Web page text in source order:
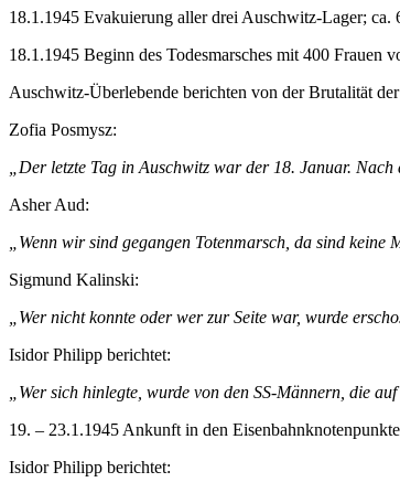
18.1.1945 Evakuierung aller drei Auschwitz-Lager;
18.1.1945 Beginn des Todesmarsches mit 400 Frauen
Auschwitz-Überlebende berichten von der Brutalität
Zofia Posmysz:
„Der letzte Tag in Auschwitz war der 18. Januar.
Asher Aud:
„Wenn wir sind gegangen Totenmarsch, da sind keine
Sigmund Kalinski:
„Wer nicht konnte oder wer zur Seite war, wurde
Isidor Philipp berichtet:
„Wer sich hinlegte, wurde von den SS-Männern, die
19. – 23.1.1945 Ankunft in den
Isidor Philipp berichtet: